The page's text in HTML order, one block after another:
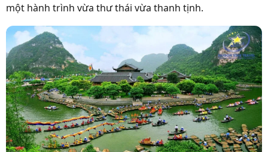
một hành trình vừa thư thái vừa thanh tịnh.